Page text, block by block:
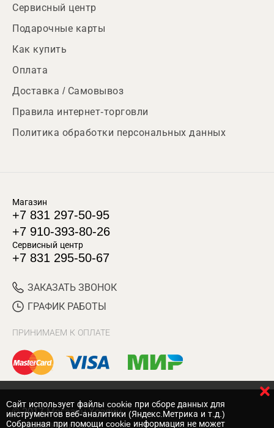
Сервисный центр
Подарочные карты
Как купить
Оплата
Доставка / Самовывоз
Правила интернет-торговли
Политика обработки персональных данных
Магазин
+7 831 297-50-95
+7 910-393-80-26
Сервисный центр
+7 831 295-50-67
ЗАКАЗАТЬ ЗВОНОК
ГРАФИК РАБОТЫ
ПРИНИМАЕМ К ОПЛАТЕ
© 2017 Магазин Хозяин
Cайт использует файлы cookie при сборе данных для
инструментов веб-аналитики (Яндекс.Метрика и т.д.)
Собранная при помощи cookie информация не может